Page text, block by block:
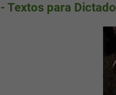
Textos para